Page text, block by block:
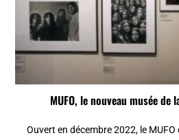
MUFO, le nouveau musée de
Ouvert en décembre 2022, le